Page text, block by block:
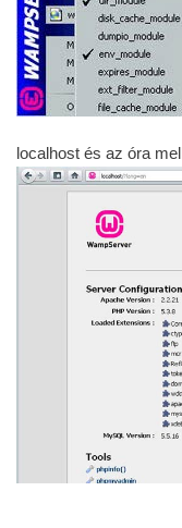
localhost és az óra